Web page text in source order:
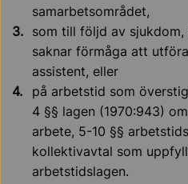
samarbetsområdet,
som till följd av
saknar förmåga att
assistent, eller
på arbetstid som
4 §§ lagen (1970:943)
arbete, 5-10 §§
kollektivavtal som
arbetstidslagen.